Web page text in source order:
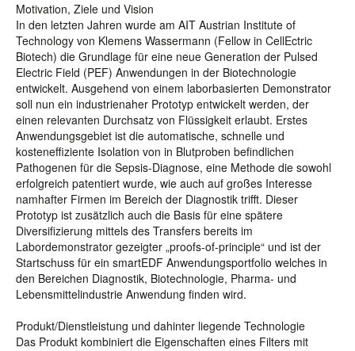
Motivation, Ziele und Vision
In den letzten Jahren wurde am AIT Austrian Institute of
Technology von Klemens Wassermann (Fellow in CellEctric
Biotech) die Grundlage für eine neue Generation der Pulsed
Electric Field (PEF) Anwendungen in der Biotechnologie
entwickelt. Ausgehend von einem laborbasierten Demonstrator
soll nun ein industrienaher Prototyp entwickelt werden, der
einen relevanten Durchsatz von Flüssigkeit erlaubt. Erstes
Anwendungsgebiet ist die automatische, schnelle und
kosteneffiziente Isolation von in Blutproben befindlichen
Pathogenen für die Sepsis-Diagnose, eine Methode die sowohl
erfolgreich patentiert wurde, wie auch auf großes Interesse
namhafter Firmen im Bereich der Diagnostik trifft. Dieser
Prototyp ist zusätzlich auch die Basis für eine spätere
Diversifizierung mittels des Transfers bereits im
Labordemonstrator gezeigter „proofs-of-principle“ und ist der
Startschuss für ein smartEDF Anwendungsportfolio welches in
den Bereichen Diagnostik, Biotechnologie, Pharma- und
Lebensmittelindustrie Anwendung finden wird.
Produkt/Dienstleistung und dahinter liegende Technologie
Das Produkt kombiniert die Eigenschaften eines Filters mit